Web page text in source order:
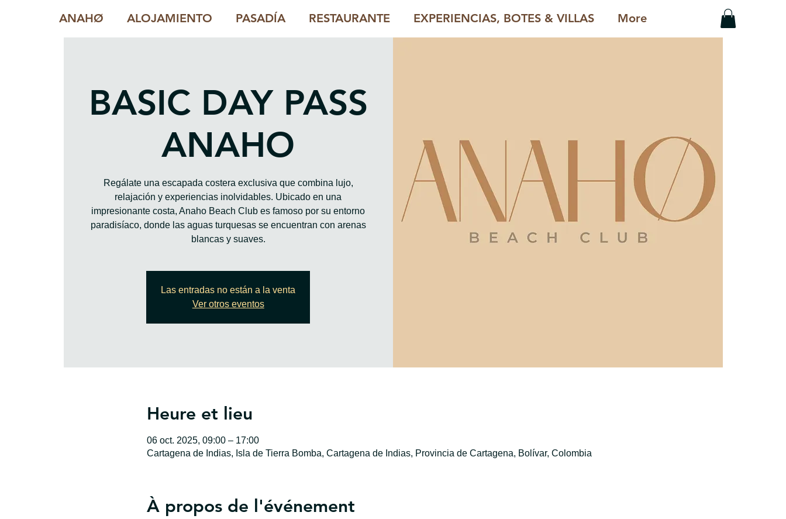
ANAHØ ALOJAMIENTO PASADÍA RESTAURANTE EXPERIENCIAS, BOTES & VILLAS More
BASIC DAY PASS
ANAHO
Regálate una escapada costera exclusiva que combina lujo,
relajación y experiencias inolvidables. Ubicado en una
impresionante costa, Anaho Beach Club es famoso por su entorno
paradisíaco, donde las aguas turquesas se encuentran con arenas
blancas y suaves.
Las entradas no están a la venta
Ver otros eventos
Heure et lieu
06 oct. 2025, 09:00 – 17:00
Cartagena de Indias, Isla de Tierra Bomba, Cartagena de Indias, Provincia de Cartagena, Bolívar, Colombia
À propos de l'événement